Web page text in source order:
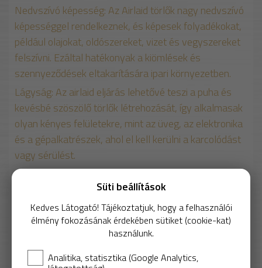
Nedvszívó képesség: Az Airlaid törlők nagy nedvszívó
képességgel rendelkeznek, és képesek folyadékokat,
például olajokat, oldószereket, vizet és vegyszereket
felszívni. Ezáltal hatékonyak a kiömlések és
szennyeződések eltakarítására ipari környezetben.
Lágyság: Az airlaid eljárás lehetővé teszi a puha és
kevésbé szöszölő törlők létrehozását, így alkalmasak
olyan kényes felületekre, mint az üveg, az elektronika
és a gépalkatrészek, ahol el kell kerülni a karcolódást
vagy sérülést.
Sokoldalúság: Ezek a törlők különböző méretű és
vastagságúak, hogy megfeleljenek a különböző
tisztítási igényeknek. Kiválóan használható eldobható
törlőként.
Összességében az airlaid törlőket nedvszívó
képességük, puhaságuk és sokoldalúságuk miatt
Süti beállítások
Kedves Látogató! Tájékoztatjuk, hogy a felhasználói
élmény fokozásának érdekében sütiket (cookie-kat)
használunk.
Analitika, statisztika (Google Analytics,